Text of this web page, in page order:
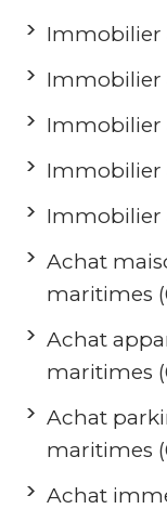
Immobilier
Immobilier
Immobilier
Immobilier
Immobilier
Achat
maritimes
Achat
maritimes
Achat
maritimes
Achat